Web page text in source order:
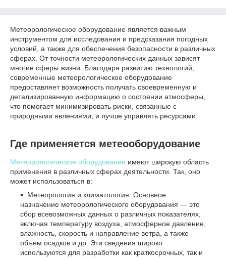
Метеорологическое оборудование является важным
инструментом для исследования и предсказания погодных
условий, а также для обеспечения безопасности в различных
сферах. От точности метеорологических данных зависят
многие сферы жизни. Благодаря развитию технологий,
современные метеорологическое оборудование
предоставляет возможность получать своевременную и
детализированную информацию о состоянии атмосферы,
что помогает минимизировать риски, связанные с
природными явлениями, и лучше управлять ресурсами.
Где применяется метеооборудование
Метеорологическое оборудование имеют широкую область
применения в различных сферах деятельности. Так, оно
может использоваться в:
Метеорология и климатология. Основное
назначение метеорологического оборудования — это
сбор всевозможных данных о различных показателях,
включая температуру воздуха, атмосферное давление,
влажность, скорость и направление ветра, а также
объем осадков и др. Эти сведения широко
используются для разработки как краткосрочных, так и